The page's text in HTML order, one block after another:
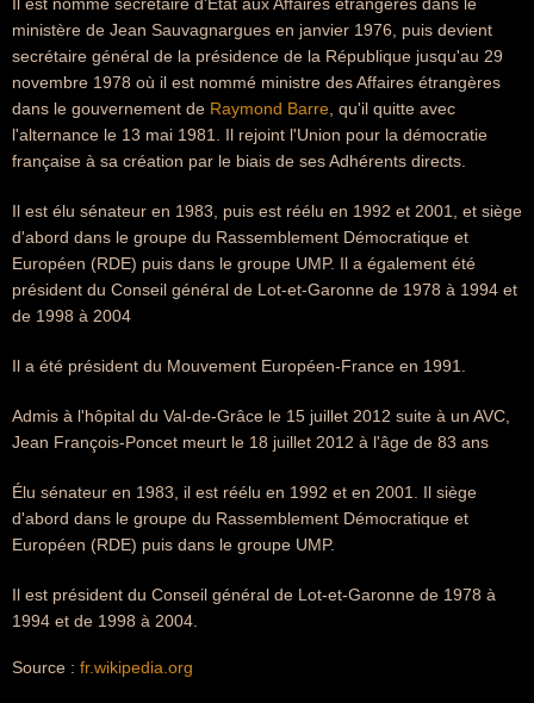
ministère de Jean Sauvagnargues en janvier 1976, puis devient
secrétaire général de la présidence de la République jusqu'au 29
novembre 1978 où il est nommé ministre des Affaires étrangères
dans le gouvernement de Raymond Barre , qu'il quitte avec
l'alternance le 13 mai 1981. Il rejoint l'Union pour la démocratie
française à sa création par le biais de ses Adhérents directs.
Il est élu sénateur en 1983, puis est réélu en 1992 et 2001, et siège
d'abord dans le groupe du Rassemblement Démocratique et
Européen (RDE) puis dans le groupe UMP. Il a également été
président du Conseil général de Lot-et-Garonne de 1978 à 1994 et
de 1998 à 2004
Il a été président du Mouvement Européen-France en 1991.
Admis à l'hôpital du Val-de-Grâce le 15 juillet 2012 suite à un AVC,
Jean François-Poncet meurt le 18 juillet 2012 à l'âge de 83 ans
Élu sénateur en 1983, il est réélu en 1992 et en 2001. Il siège
d'abord dans le groupe du Rassemblement Démocratique et
Européen (RDE) puis dans le groupe UMP.
Il est président du Conseil général de Lot-et-Garonne de 1978 à
1994 et de 1998 à 2004.
Source : fr.wikipedia.org